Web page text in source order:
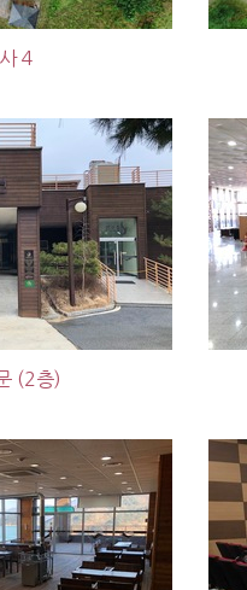
4
(2층)